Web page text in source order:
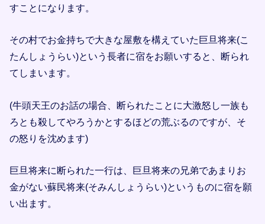
すことになります。
その村でお金持ちで大きな屋敷を構えていた巨旦将来(こ
たんしょうらい)という長者に宿をお願いすると、断られ
てしまいます。
(牛頭天王のお話の場合、断られたことに大激怒し一族も
ろとも殺してやろうかとするほどの荒ぶるのですが、そ
の怒りを沈めます)
巨旦将来に断られた一行は、巨旦将来の兄弟であまりお
金がない蘇民将来(そみんしょうらい)というものに宿を願
い出ます。